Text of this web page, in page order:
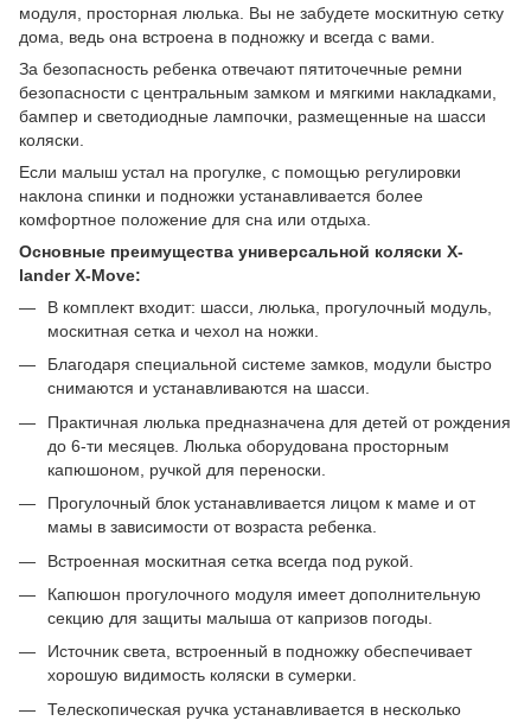
модуля, просторная люлька. Вы не забудете москитную сетку
дома, ведь она встроена в подножку и всегда с вами.
За безопасность ребенка отвечают пятиточечные ремни
безопасности с центральным замком и мягкими накладками,
бампер и светодиодные лампочки, размещенные на шасси
коляски.
Если малыш устал на прогулке, с помощью регулировки
наклона спинки и подножки устанавливается более
комфортное положение для сна или отдыха.
Основные преимущества универсальной коляски X-
lander X-Move:
В комплект входит: шасси, люлька, прогулочный модуль,
москитная сетка и чехол на ножки.
Благодаря специальной системе замков, модули быстро
снимаются и устанавливаются на шасси.
Практичная люлька предназначена для детей от рождения
до 6-ти месяцев. Люлька оборудована просторным
капюшоном, ручкой для переноски.
Прогулочный блок устанавливается лицом к маме и от
мамы в зависимости от возраста ребенка.
Встроенная москитная сетка всегда под рукой.
Капюшон прогулочного модуля имеет дополнительную
секцию для защиты малыша от капризов погоды.
Источник света, встроенный в подножку обеспечивает
хорошую видимость коляски в сумерки.
Телескопическая ручка устанавливается в несколько